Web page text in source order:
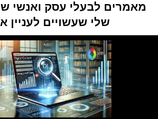
מאמרים לבעלי עסק ואנשי
שלי שעשויים לעניין